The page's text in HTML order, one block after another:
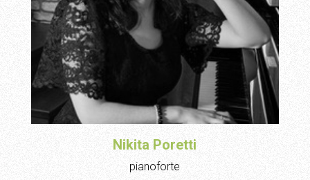
Nikita Poretti
pianoforte